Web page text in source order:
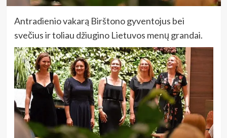
Antradienio vakarą Birštono gyventojus bei
svečius ir toliau džiugino Lietuvos menų grandai.